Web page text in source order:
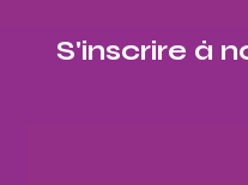
S'inscrire à